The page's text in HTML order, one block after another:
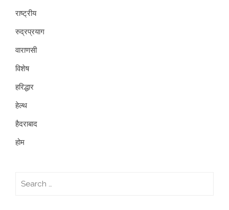
राष्ट्रीय
रुद्रप्रयाग
वाराणसी
विशेष
हरिद्धार
हेल्थ
हैदराबाद
होम